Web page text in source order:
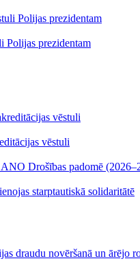
Polijas prezidentam
vēstuli
Drošības padomē
starptautiskā solidaritātē
draudu novēršanā un ārējo